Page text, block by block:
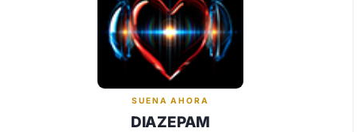
SUENA AHORA
DIAZEPAM